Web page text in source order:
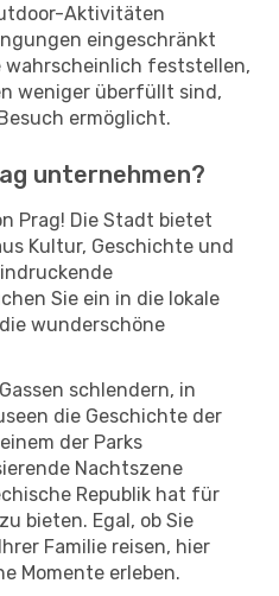
Aktivitäten
eingeschränkt
wahrscheinlich feststellen,
weniger überfüllt sind,
ermöglicht.
unternehmen?
Prag! Die Stadt bietet
Kultur, Geschichte und
Sie ein in die lokale
wunderschöne
schlendern, in
die Geschichte der
der Parks
Nachtszene
Republik hat für
bieten. Egal, ob Sie
Familie reisen, hier
Momente erleben.